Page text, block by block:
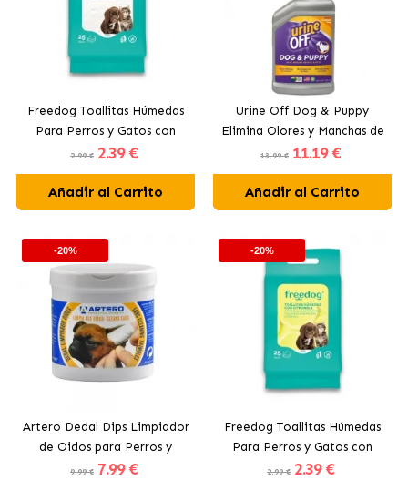
Freedog Toallitas Húmedas
Para Perros y Gatos con
Talco
2.99 € 2.39 €
Añadir al Carrito
Urine Off Dog & Puppy
Elimina Olores y Manchas de
Perros y Cachorros
13.99 € 11.19 €
Añadir al Carrito
-20%
Artero Dedal Dips Limpiador
de Oidos para Perros y
Gatos
9.99 € 7.99 €
-20%
Freedog Toallitas Húmedas
Para Perros y Gatos con
Citronela
2.99 € 2.39 €